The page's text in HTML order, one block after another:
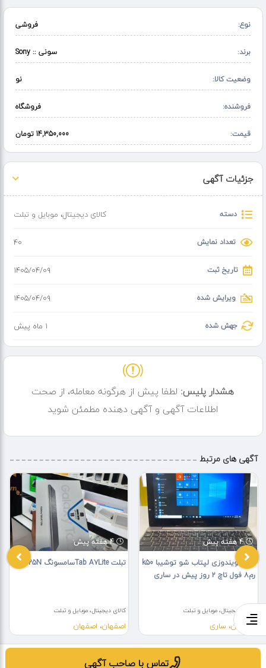
۰۹۳۷۲۲۷۱۴۷۴
نوع: فروشی
برند: سونی :: Sony
وضعیت کالا: نو
فروشنده: فروشگاه
قیمت: 14,350,000 تومان
تماس با صاحب آگهی
جزئیات آگهی
دسته کالای دیجیتال، موبایل و تبلت
تعداد نمایش 40
تاریخ ثبت ۱۴۰۵/۰۴/۰۹
ویرایش شده ۱۴۰۵/۰۴/۰۹
جهش شده 1 ماه پیش
هشدار پلیس: لطفا پیش از هرگونه معامله، از صحت
اطلاعات آگهی و آگهی دهنده مطمئن شوید
آگهی های مرتبط
4 هفته پیش
تبلت Tab A7Liteسامسونگ T225N
کالای دیجیتال، موبایل و تبلت
اصفهان، اصفهان
4 هفته پیش
تبلت ویندوزی لپتاب شو توشیبا k50
رم8 فول تاچ ۲ روز پیش در ساری
کالای دیجیتال، موبایل و تبلت
مازندران، ساری